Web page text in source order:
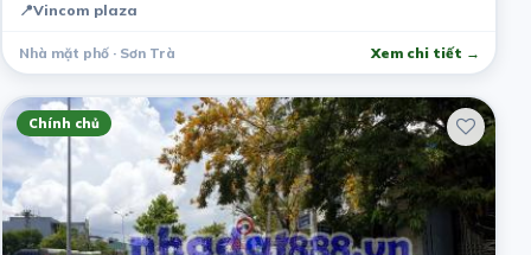
📍Vincom plaza
Nhà mặt phố · Sơn Trà Xem chi tiết →
Chính chủ